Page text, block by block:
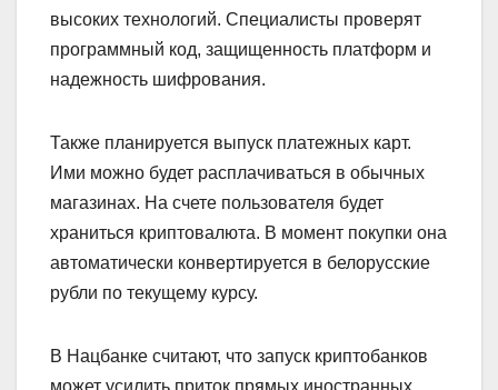
высоких технологий. Специалисты проверят
программный код, защищенность платформ и
надежность шифрования.
Также планируется выпуск платежных карт.
Ими можно будет расплачиваться в обычных
магазинах. На счете пользователя будет
храниться криптовалюта. В момент покупки она
автоматически конвертируется в белорусские
рубли по текущему курсу.
В Нацбанке считают, что запуск криптобанков
может усилить приток прямых иностранных